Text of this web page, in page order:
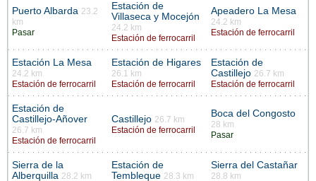
Puerto Albarda 23.2
km
Pasar
Estación de
Villaseca y Mocejón
24.2 km
Estación de ferrocarril
Apeadero La Mesa
24.2 km
Estación de ferrocarril
Estación La Mesa
24.2 km
Estación de ferrocarril
Estación de Higares
26.1 km
Estación de ferrocarril
Estación de
Castillejo 26.7 km
Estación de ferrocarril
Estación de
Castillejo-Añover
26.7 km
Estación de ferrocarril
Castillejo 26.7 km
Estación de ferrocarril
Boca del Congosto
28 km
Pasar
Sierra de la
Alberquilla 28.2 km
Estación de
Tembleque 28.3 km
Sierra del Castañar
28.8 km